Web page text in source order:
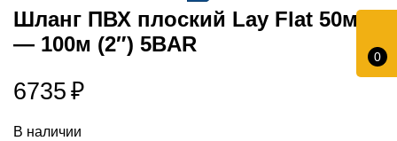
0
Шланг ПВХ плоский Lay Flat 50мм
— 100м (2″) 5BAR
6735 ₽
В наличии